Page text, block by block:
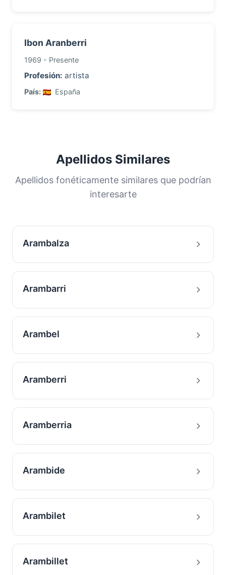
Ibon Aranberri
1969 - Presente
Profesión: artista
País: España
Apellidos Similares
Apellidos fonéticamente similares que podrían
interesarte
Arambalza
Arambarri
Arambel
Aramberri
Aramberria
Arambide
Arambilet
Arambillet